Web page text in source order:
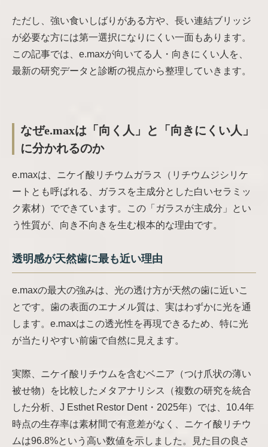
ただし、強い食いしばりがある方や、長い連結ブリッジ
が必要な方には第一選択になりにくい一面もあります。
この記事では、e.maxが向いてる人・向きにくい人を、
最新の研究データと診断の視点から整理していきます。
なぜe.maxは「向く人」と「向きにくい人」
に分かれるのか
e.maxは、ニケイ酸リチウムガラス（リチウムジシリケ
ートとも呼ばれる、ガラスを主成分とした白いセラミッ
ク素材）でできています。この「ガラスが主成分」とい
う性質が、向き不向きを生む根本的な理由です。
透明感が天然歯に最も近い理由
e.maxの最大の強みは、光の透け方が天然の歯に近いこ
とです。歯の表面のエナメル質は、実はわずかに光を通
します。e.maxはこの透光性を再現できるため、特に光
が当たりやすい前歯で自然に見えます。
実際、ニケイ酸リチウムを含むベニア（つけ爪状の薄い
被せ物）を比較したメタアナリシス（複数の研究を統合
した分析、J Esthet Restor Dent・2025年）では、10.4年
時点の生存率は素材間で有意差がなく、ニケイ酸リチウ
ムは96.8%という高い数値を示しました。見た目の良さ